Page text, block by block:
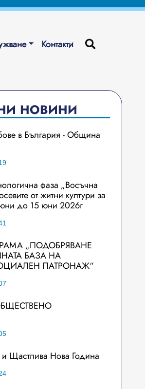
Контакти
НОВИНИ
в България - Община
фаза „Восъчна
от житни култури за
до 15 юни 2026г
„ПОДОБРЯВАНЕ
БАЗА НА
ПАТРОНАЖ“
Щастлива Нова Година